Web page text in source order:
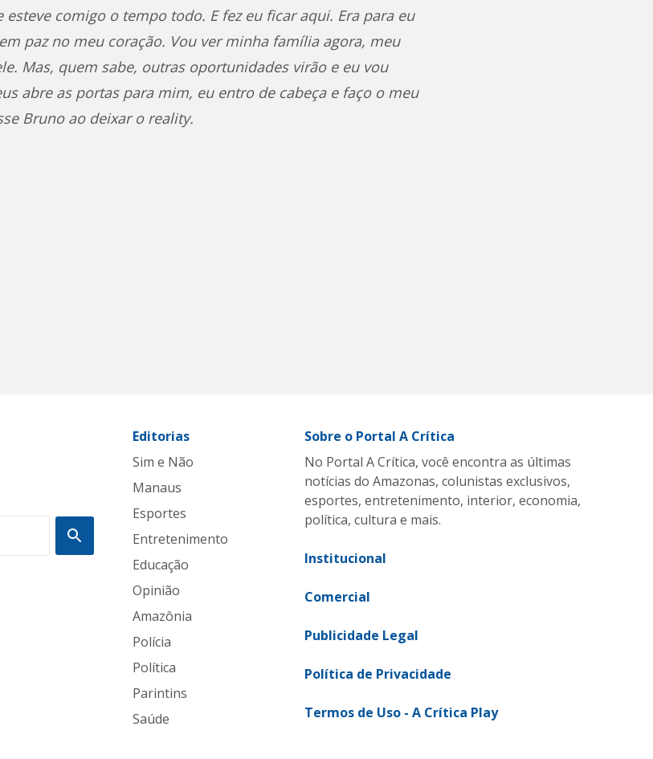
comigo o tempo todo. E fez eu ficar aqui. Era para eu
paz no meu coração. Vou ver minha família agora, meu
Mas, quem sabe, outras oportunidades virão e eu vou
abre as portas para mim, eu entro de cabeça e faço o meu
Bruno ao deixar o reality.
Editorias
Sim e Não
Manaus
Esportes
Entretenimento
Educação
Opinião
Amazônia
Polícia
Política
Parintins
Saúde
Sobre o Portal A Crítica
No Portal A Crítica, você encontra as últimas
notícias do Amazonas, colunistas exclusivos,
esportes, entretenimento, interior, economia,
política, cultura e mais.
Institucional
Comercial
Publicidade Legal
Política de Privacidade
Termos de Uso - A Crítica Play